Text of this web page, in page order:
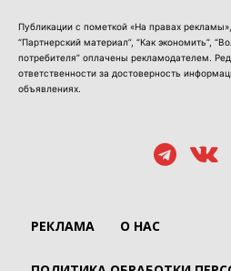
Публикации с пометкой «На правах рекламы»,
“Партнерский материал”, “Как экономить”,
потребителя” оплачены рекламодателем.
ответственности за достоверность
объявлениях.
РЕКЛАМА О НАС